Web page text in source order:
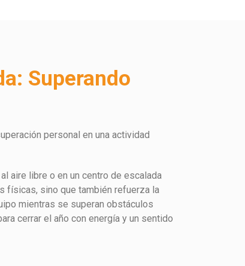
Superando
personal en una actividad
aire libre o en un centro de escalada
físicas, sino que también refuerza la
mientras se superan obstáculos
cerrar el año con energía y un sentido